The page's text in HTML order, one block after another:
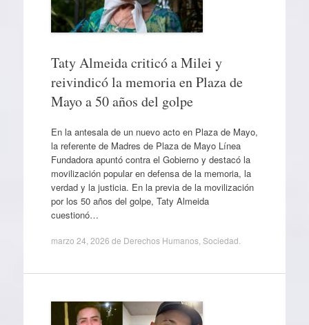
Taty Almeida criticó a Milei y
reivindicó la memoria en Plaza de
Mayo a 50 años del golpe
En la antesala de un nuevo acto en Plaza de Mayo,
la referente de Madres de Plaza de Mayo Línea
Fundadora apuntó contra el Gobierno y destacó la
movilización popular en defensa de la memoria, la
verdad y la justicia. En la previa de la movilización
por los 50 años del golpe, Taty Almeida
cuestionó…
marzo 24, 2026 de Derechos Humanos, Sociedad